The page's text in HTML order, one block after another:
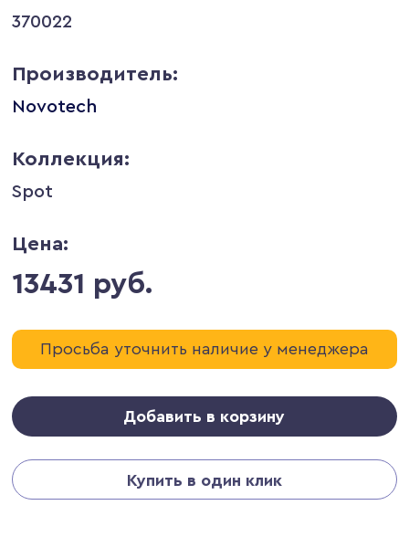
370022
Производитель:
Novotech
Коллекция:
Spot
Цена:
13431 руб.
Просьба уточнить наличие у менеджера
Добавить в корзину
Купить в один клик